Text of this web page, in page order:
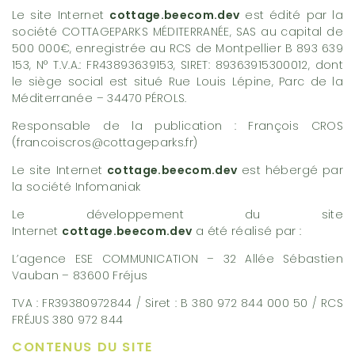
Le site Internet cottage.beecom.dev est édité par la
société COTTAGEPARKS MÉDITERRANÉE, SAS au capital de
500 000€, enregistrée au RCS de Montpellier B 893 639
153, N° T.V.A.: FR43893639153, SIRET: 89363915300012, dont
le siège social est situé Rue Louis Lépine, Parc de la
Méditerranée – 34470 PÉROLS.
Responsable de la publication : François CROS
(francoiscros@cottageparks.fr)
Le site Internet cottage.beecom.dev est hébergé par
la société Infomaniak
Le développement du site
Internet cottage.beecom.dev a été réalisé par :
L’agence ESE COMMUNICATION – 32 Allée Sébastien
Vauban – 83600 Fréjus
TVA : FR39380972844 / Siret : B 380 972 844 000 50 / RCS
FRÉJUS 380 972 844
CONTENUS DU SITE